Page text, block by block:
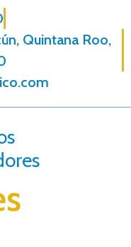
Quintana Roo,